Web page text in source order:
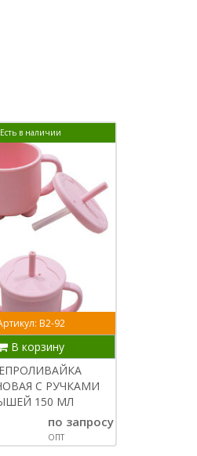
Есть в наличии
В2-92
В корзину
С РУЧКАМИ
150 МЛ
по запросу
ОПТ